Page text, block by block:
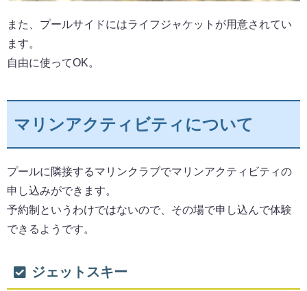
また、プールサイドにはライフジャケットが用意されてい
ます。
自由に使ってOK。
マリンアクティビティについて
プールに隣接するマリンクラブでマリンアクティビティの
申し込みができます。
予約制というわけではないので、その場で申し込んで体験
できるようです。
ジェットスキー